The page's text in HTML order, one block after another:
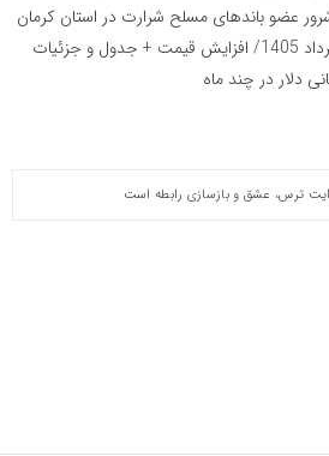
ترس، عشق و بازسازی رابطه است